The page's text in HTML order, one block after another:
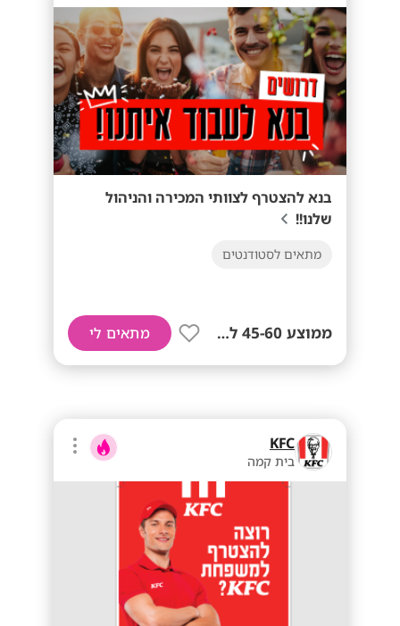
בנא להצטרף לצוותי המכירה והניהול
שלנו!!
מתאים לסטודנטים
ממוצע 45-60 לשעה! מתאים לי
KFC
בית קמה